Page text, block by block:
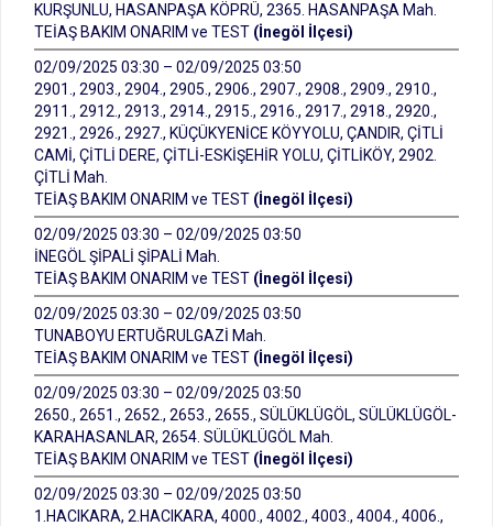
KURŞUNLU, HASANPAŞA KÖPRÜ, 2365. HASANPAŞA Mah.
TEİAŞ BAKIM ONARIM ve TEST (İnegöl İlçesi)
02/09/2025 03:30 – 02/09/2025 03:50
2901., 2903., 2904., 2905., 2906., 2907., 2908., 2909., 2910.,
2911., 2912., 2913., 2914., 2915., 2916., 2917., 2918., 2920.,
2921., 2926., 2927., KÜÇÜKYENİCE KÖYYOLU, ÇANDIR, ÇİTLİ
CAMİ, ÇİTLİ DERE, ÇİTLİ-ESKİŞEHİR YOLU, ÇİTLİKÖY, 2902.
ÇİTLİ Mah.
TEİAŞ BAKIM ONARIM ve TEST (İnegöl İlçesi)
02/09/2025 03:30 – 02/09/2025 03:50
İNEGÖL ŞİPALİ ŞİPALİ Mah.
TEİAŞ BAKIM ONARIM ve TEST (İnegöl İlçesi)
02/09/2025 03:30 – 02/09/2025 03:50
TUNABOYU ERTUĞRULGAZİ Mah.
TEİAŞ BAKIM ONARIM ve TEST (İnegöl İlçesi)
02/09/2025 03:30 – 02/09/2025 03:50
2650., 2651., 2652., 2653., 2655., SÜLÜKLÜGÖL, SÜLÜKLÜGÖL-
KARAHASANLAR, 2654. SÜLÜKLÜGÖL Mah.
TEİAŞ BAKIM ONARIM ve TEST (İnegöl İlçesi)
02/09/2025 03:30 – 02/09/2025 03:50
1.HACIKARA, 2.HACIKARA, 4000., 4002., 4003., 4004., 4006.,